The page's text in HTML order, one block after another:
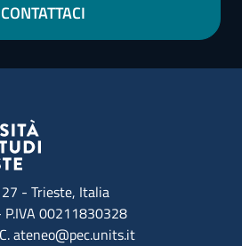
CONTATTACI
- Trieste, Italia
00211830328
ateneo@pec.units.it